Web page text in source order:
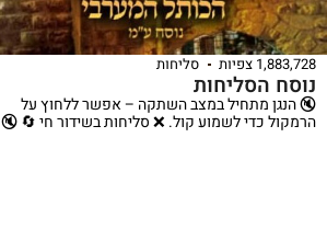
1,883,728 צפיות סליחות
נוסח הסליחות
🔇 הנגן מתחיל במצב השתקה – אפשר ללחוץ על
הרמקול כדי לשמוע קול. ❌ סליחות בשידור חי 🔄 🔇